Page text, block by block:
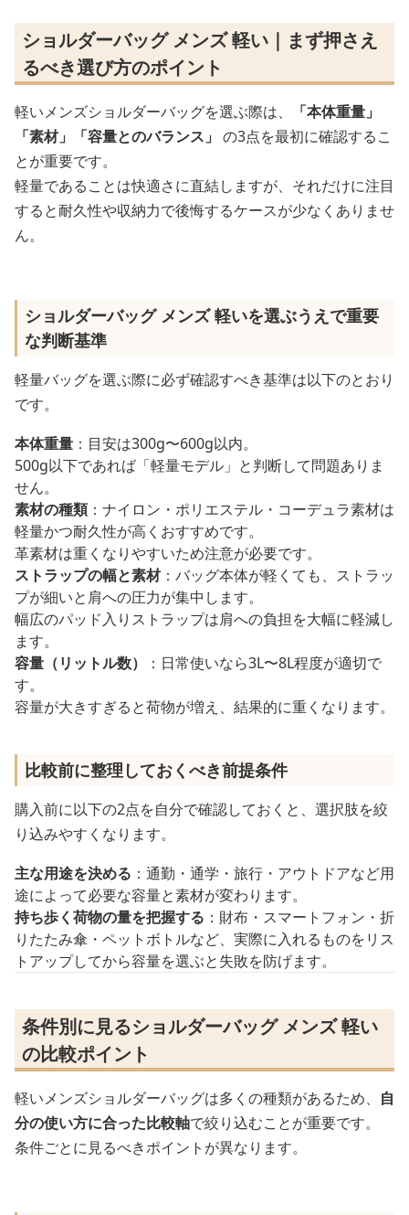
ショルダーバッグ メンズ 軽い｜まず押さえ
るべき選び方のポイント
軽いメンズショルダーバッグを選ぶ際は、
「本体重量」
「素材」「容量とのバランス」 の3点を最初に確認するこ
とが重要です。
軽量であることは快適さに直結しますが、それだけに注目
すると耐久性や収納力で後悔するケースが少なくありませ
ん。
ショルダーバッグ メンズ 軽いを選ぶうえで重要
な判断基準
軽量バッグを選ぶ際に必ず確認すべき基準は以下のとおり
です。
本体重量 ：目安は300g〜600g以内。
500g以下であれば「軽量モデル」と判断して問題ありま
せん。
素材の種類：ナイロン・ポリエステル・コーデュラ素材は
軽量かつ耐久性が高くおすすめです。
革素材は重くなりやすいため注意が必要です。
ストラップの幅と素材：バッグ本体が軽くても、ストラッ
プが細いと肩への圧力が集中します。
幅広のパッド入りストラップは肩への負担を大幅に軽減し
ます。
容量（リットル数）
：日常使いなら3L〜8L程度が適切で
す。
容量が大きすぎると荷物が増え、結果的に重くなります。
比較前に整理しておくべき前提条件
購入前に以下の2点を自分で確認しておくと、選択肢を絞
り込みやすくなります。
主な用途を決める ：通勤・通学・旅行・アウトドアなど用
途によって必要な容量と素材が変わります。
持ち歩く荷物の量を把握する ：財布・スマートフォン・折
りたたみ傘・ペットボトルなど、実際に入れるものをリス
トアップしてから容量を選ぶと失敗を防げます。
条件別に見るショルダーバッグ メンズ 軽い
の比較ポイント
軽いメンズショルダーバッグは多くの種類があるため、 自
分の使い方に合った比較軸で絞り込むことが重要です。
条件ごとに見るべきポイントが異なります。